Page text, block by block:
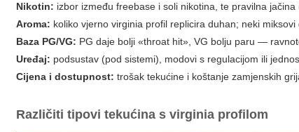
Nikotin: izbor između freebase i soli nikotina, te pravilna
Aroma: koliko vjerno virginia profil replicira duhan; neki
Baza PG/VG: PG daje bolji «throat hit», VG bolju paru —
Uređaj: podsustav (pod sistemi), modovi s regulacijom ili
Cijena i dostupnost: trošak tekućine i koštanje zamjenskih
Različiti tipovi tekućina s virginia profilom